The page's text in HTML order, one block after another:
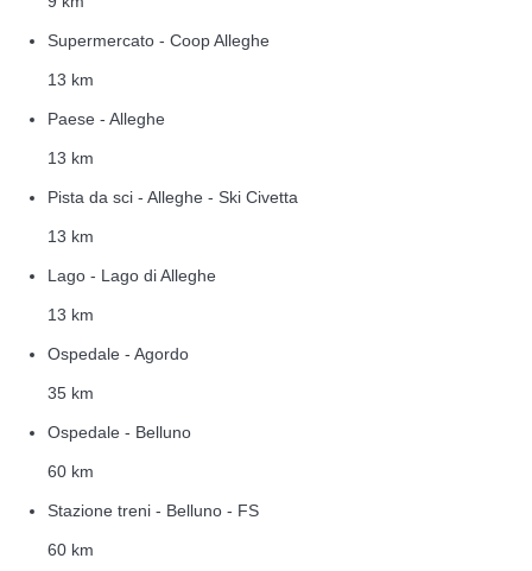
Supermercato - Coop Alleghe
13 km
Paese - Alleghe
13 km
Pista da sci - Alleghe - Ski Civetta
13 km
Lago - Lago di Alleghe
13 km
Ospedale - Agordo
35 km
Ospedale - Belluno
60 km
Stazione treni - Belluno - FS
60 km